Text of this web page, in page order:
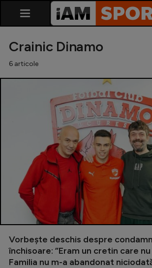
SuperLiga
Liga 2
Cupa României
Echipa Națională
Fotbal feminin
Special
Diverse
Crainic Dinamo
6 articole
Vorbește deschis despre
închisoare: ”Eram un cretin care
Familia nu m-a abandonat